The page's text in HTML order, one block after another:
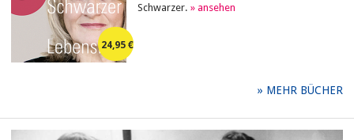
Schwarzer.
24,95
MEHR BÜCHER